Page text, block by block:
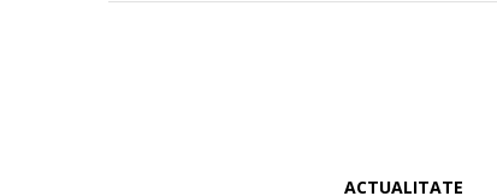
ACTUALITATE